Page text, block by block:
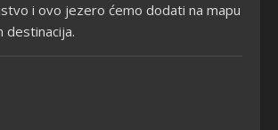
i ovo jezero ćemo dodati na mapu
destinacija.